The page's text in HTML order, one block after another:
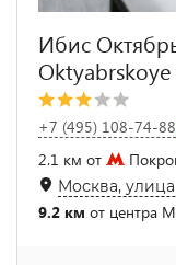
Ибис
Oktyabrskoye
+7 (495) 108-74-88
2.1 км от
Москва,
9.2 км от центра